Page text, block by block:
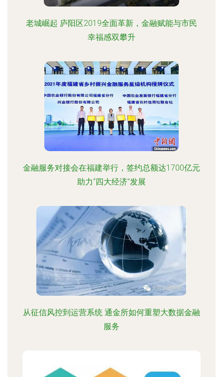
老城崛起 庐阳区2019全面革新，金融赋能与市民
幸福感双攀升
金融服务对接会在福建举行，签约总额达1700亿元
助力“四大经济”发展
从征信风控到运营系统 通金所如何重塑大数据金融
服务